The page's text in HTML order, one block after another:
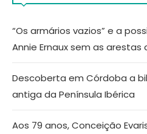
“Os armários vazios” e a
Annie Ernaux sem as arestas
Descoberta em Córdoba a
antiga da Península Ibérica
Aos 79 anos, Conceição